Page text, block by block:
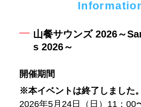
山餐サウンズ 2026～
s 2026～
開催期間
※本イベントは終了しました。
2026年5月24日（日）11：00